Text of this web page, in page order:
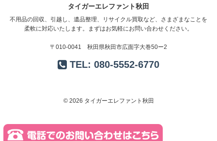
タイガーエレファント秋田
不用品の回収、引越し、遺品整理、リサイクル買取など、さまざまなことを
柔軟に対応いたします。まずはお気軽にお問い合わせください。
〒010-0041 秋田県秋田市広面字大巻50ー2
TEL: 080-5552-6770
© 2026 タイガーエレファント秋田